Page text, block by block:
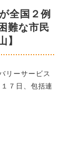
全国２例
難な市民
】
リーサービス
７日、包括連